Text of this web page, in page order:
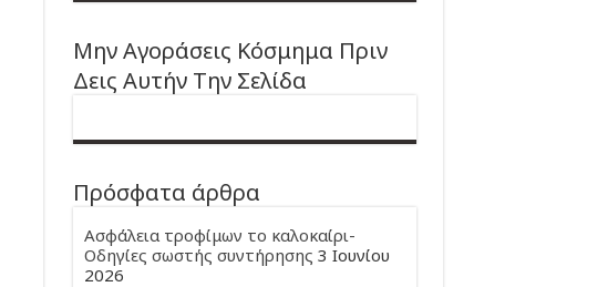
Μην Αγοράσεις Κόσμημα Πριν
Δεις Αυτήν Την Σελίδα
Πρόσφατα άρθρα
Ασφάλεια τροφίμων το καλοκαίρι-
Οδηγίες σωστής συντήρησης 3 Ιουνίου
2026